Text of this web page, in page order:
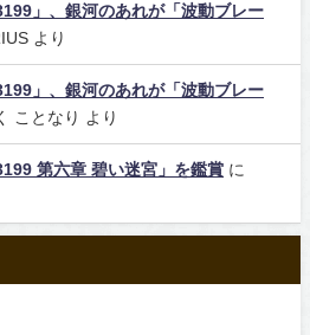
」、銀河のあれが「波動ブレー
より
」、銀河のあれが「波動ブレー
ことなり より
第六章 碧い迷宮」を鑑賞 に